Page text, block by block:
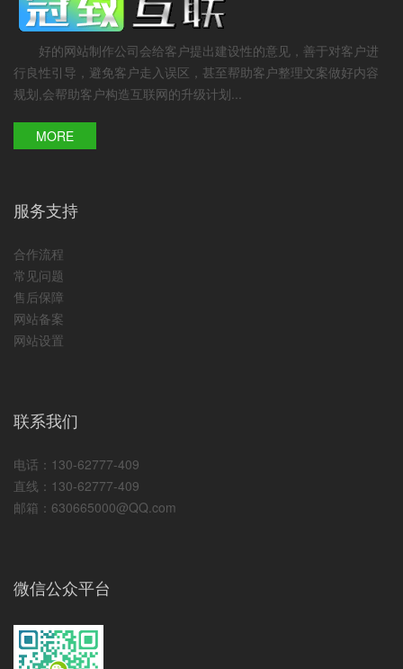
好的网站制作公司会给客户提出建设性的意见，善于对客户进
行良性引导，避免客户走入误区，甚至帮助客户整理文案做好内容
规划,会帮助客户构造互联网的升级计划...
MORE
服务支持
合作流程
常见问题
售后保障
网站备案
网站设置
联系我们
电话：130-62777-409
直线：130-62777-409
邮箱：630665000@QQ.com
微信公众平台